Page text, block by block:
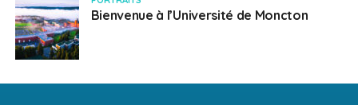
Bienvenue à l’Université de Moncton